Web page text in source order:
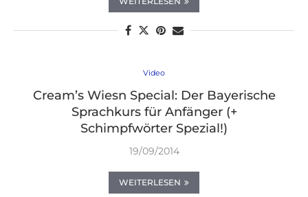
Video
Cream’s Wiesn Special: Der Bayerische
Sprachkurs für Anfänger (+
Schimpfwörter Spezial!)
19/09/2014
WEITERLESEN